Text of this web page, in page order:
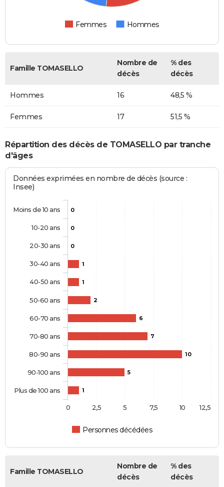
Femmes Hommes
Famille TOMASELLO
Nombre de
décès
% des
décès
Hommes 16 48,5 %
Femmes 17 51,5 %
Répartition des décès de TOMASELLO par tranche
d'âges
Données exprimées en nombre de décès (source :
Insee)
0
0
0
1
1
2
6
7
10
5
1
Personnes décédées
Moins de 10 ans
10-20 ans
20-30 ans
30-40 ans
40-50 ans
50-60 ans
60-70 ans
70-80 ans
80-90 ans
90-100 ans
Plus de 100 ans
0 10
2,5 5 7,5 12,5
Famille TOMASELLO
Nombre de
décès
% des
décès